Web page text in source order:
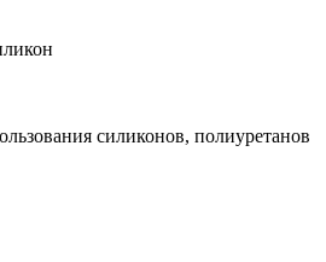
силиконов, полиуретанов